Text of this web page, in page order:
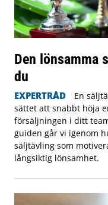
Den lönsamma
du
EXPERTRÅD
En
sättet att snabbt höja
försäljningen i ditt
guiden går vi igenom
säljtävling som
långsiktig lönsamhet.